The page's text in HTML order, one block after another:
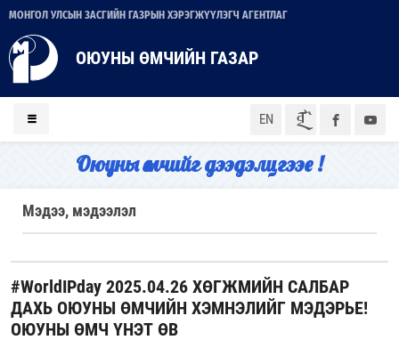
МОНГОЛ УЛСЫН ЗАСГИЙН ГАЗРЫН ХЭРЭГЖҮҮЛЭГЧ АГЕНТЛАГ
ОЮУНЫ ӨМЧИЙН ГАЗАР
EN ᠮᠣᠨ
Оюуны өмчийг дээдэлцгээе !
Мэдээ, мэдээлэл
#WorldIPday 2025.04.26 ХӨГЖМИЙН САЛБАР
ДАХЬ ОЮУНЫ ӨМЧИЙН ХЭМНЭЛИЙГ МЭДЭРЬЕ!
ОЮУНЫ ӨМЧ ҮНЭТ ӨВ